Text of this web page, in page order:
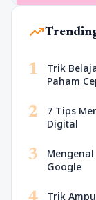
trending_up
1
Trik
Paham
2
7 Tips
Digital
3
Mengenal
Google
Trik